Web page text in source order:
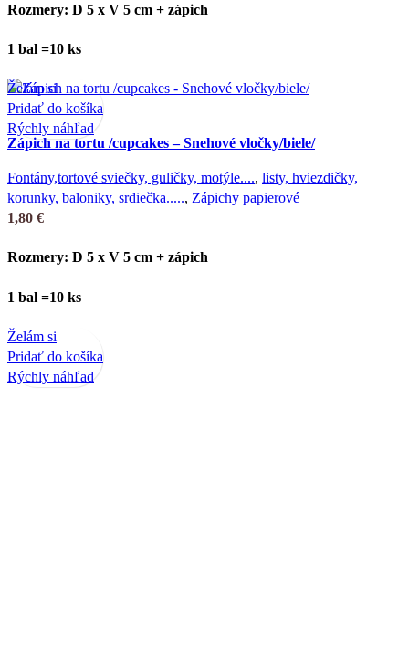
Rozmery: D 5 x V 5 cm + zápich
1 bal =10 ks
Želám si
Pridať do košíka
Rýchly náhľad
Zápich na tortu /cupcakes – Snehové vločky/biele/
Fontány,tortové sviečky, guličky, motýle...., listy, hviezdičky,
korunky, baloniky, srdiečka....., Zápichy papierové
1,80 €
Rozmery: D 5 x V 5 cm + zápich
1 bal =10 ks
Želám si
Pridať do košíka
Rýchly náhľad